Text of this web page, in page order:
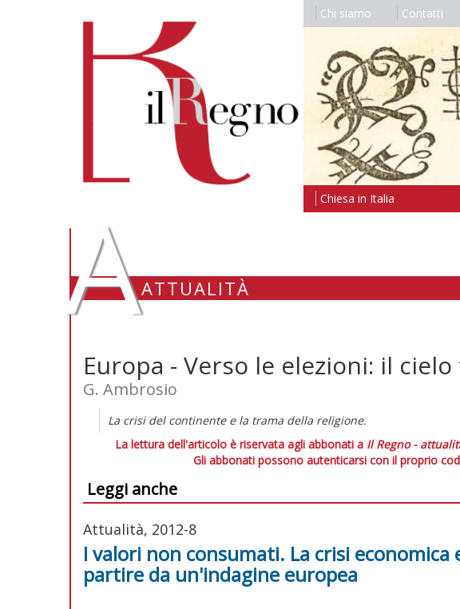
Chi siamo Contatti
Chiesa in Italia
AATTUALITÀ
Europa - Verso le elezioni: il
G. Ambrosio
La crisi del continente e la trama della religione.
La lettura dell'articolo è riservata agli abbonati a Il Regno -
Gli abbonati possono autenticarsi con il proprio
Leggi anche
Attualità, 2012-8
I valori non consumati. La crisi economica
partire da un'indagine europea